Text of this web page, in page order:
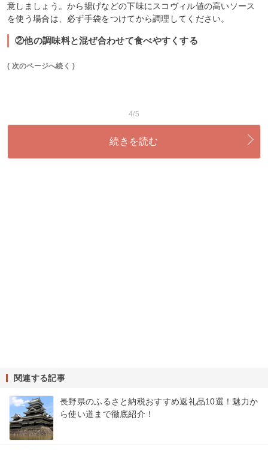
意しましょう。から揚げなどの下味にスコヴィル値の高いソース
を使う場合は、必ず手袋をつけてから調理してください。
②他の調味料と混ぜ合わせて食べやすくする
( 次のページへ続く )
4/5
続きを読む
関連する記事
長野県のふるさと納税おすすめ返礼品10選！魅力か
ら使い道まで徹底紹介！